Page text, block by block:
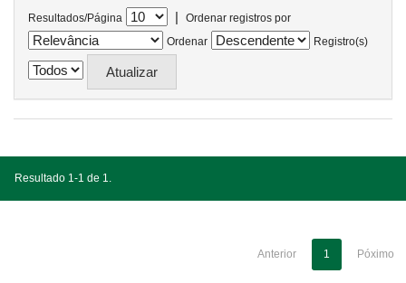
Resultados/Página |
Ordenar registros por
Ordenar
Registro(s)
Resultado 1-1 de 1.
Anterior 1 Póximo